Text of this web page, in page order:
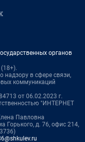
органов
надзору в сфере связи,
коммуникаций
от 06.02.2023 г.
"ИНТЕРНЕТ
Павловна
Горького, д. 76, офис 214,